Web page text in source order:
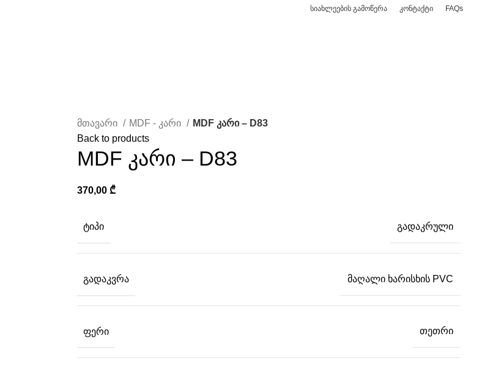
სიახლეების გამოწერა კონტაქტი FAQs
მთავარი MDF - კარი
MDF კარი – D83
Back to products
MDF კარი – D83
370,00 ₾
ᲢᲘᲞᲘ გადაკრული
ᲒᲐᲓᲐᲙᲕᲠᲐ მაღალი ხარისხის PVC
ᲤᲔᲠᲘ თეთრი